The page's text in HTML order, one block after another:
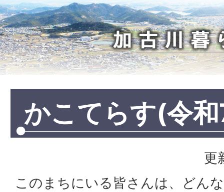
加
古
川
暮
ら
かこてらす(令
更
このまちにいる皆さんは、どん